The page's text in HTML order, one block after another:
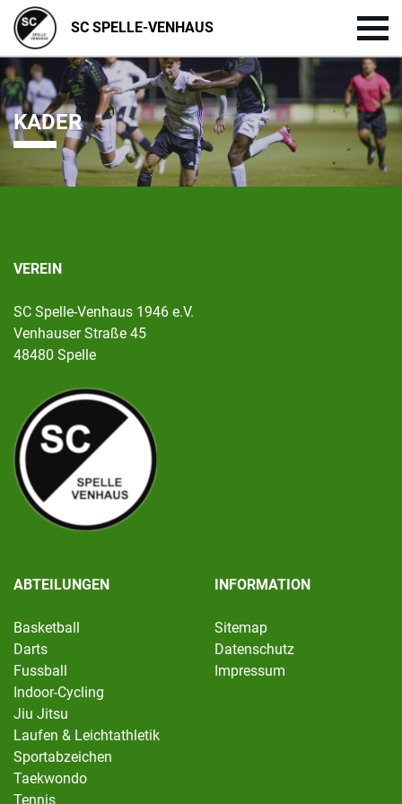
SC SPELLE-VENHAUS
KADER
VEREIN
SC Spelle-Venhaus 1946 e.V.
Venhauser Straße 45
48480 Spelle
ABTEILUNGEN
Basketball
Darts
Fussball
Indoor-Cycling
Jiu Jitsu
Laufen & Leichtathletik
Sportabzeichen
Taekwondo
Tennis
INFORMATION
Sitemap
Datenschutz
Impressum